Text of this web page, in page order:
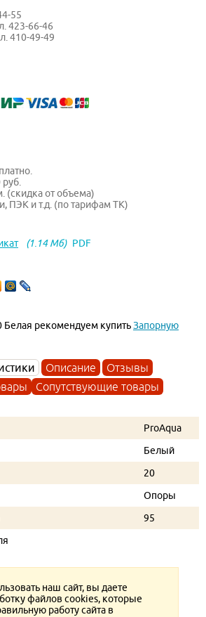
55
423-66-46
410-49-49
руб.
(скидка от объема)
ПЭК и т.д. (по тарифам ТК)
(1.14 Мб) PDF
рекомендуем купитьЗапорную
Описание
Отзывы
Сопутствующие товары
ProAqua
Белый
20
Опоры
95
наш сайт, вы даете
файлов cookies, которые
работу сайта в